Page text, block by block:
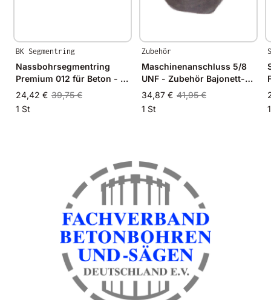
BK Segmentring
Nassbohrsegmentring
Premium 012 für Beton - Ø
24mm - 24/19mm
24,42 € 39,75 €
1 St
Zubehör
Maschinenanschluss 5/8
UNF - Zubehör Bajonett-
System
34,87 € 41,95 €
1 St